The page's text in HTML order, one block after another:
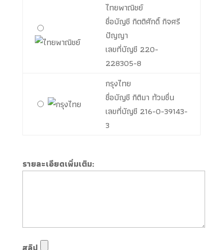
ไทยพาณิชย์
ชื่อบัญชี กิตติศักดิ์ กิจศรี
ปัญญา
เลขที่บัญชี 220-
228305-8
กรุงไทย
ชื่อบัญชี กิติมา ท้วมชื่น
เลขที่บัญชี 216-0-39143-
3
รายละเอียดเพิ่มเติม: